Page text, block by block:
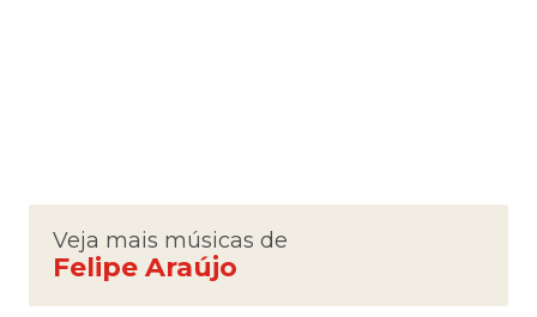
Veja mais músicas de
Felipe Araújo